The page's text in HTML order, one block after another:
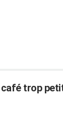
café trop